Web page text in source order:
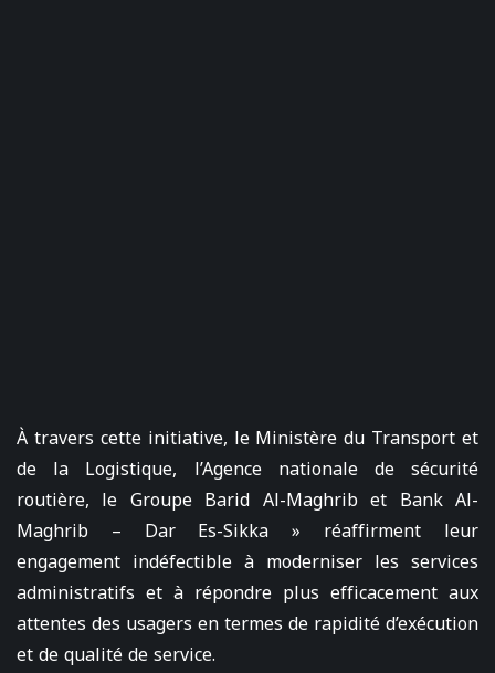
À travers cette initiative, le Ministère du Transport et
de la Logistique, l’Agence nationale de sécurité
routière, le Groupe Barid Al-Maghrib et Bank Al-
Maghrib – Dar Es-Sikka » réaffirment leur
engagement indéfectible à moderniser les services
administratifs et à répondre plus efficacement aux
attentes des usagers en termes de rapidité d’exécution
et de qualité de service.